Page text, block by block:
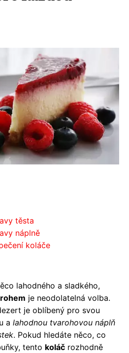
těsta
náplně
koláče
lahodného a sladkého,
je neodolatelná volba.
je oblíbený pro svou
a lahodnou tvarohovou náplň
. Pokud hledáte něco, co
tento koláč rozhodně